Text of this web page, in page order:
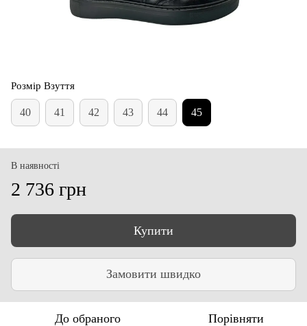
Розмір Взуття
40 41 42 43 44 45
В наявності
2 736 грн
Купити
Замовити швидко
До обраного Порівняти